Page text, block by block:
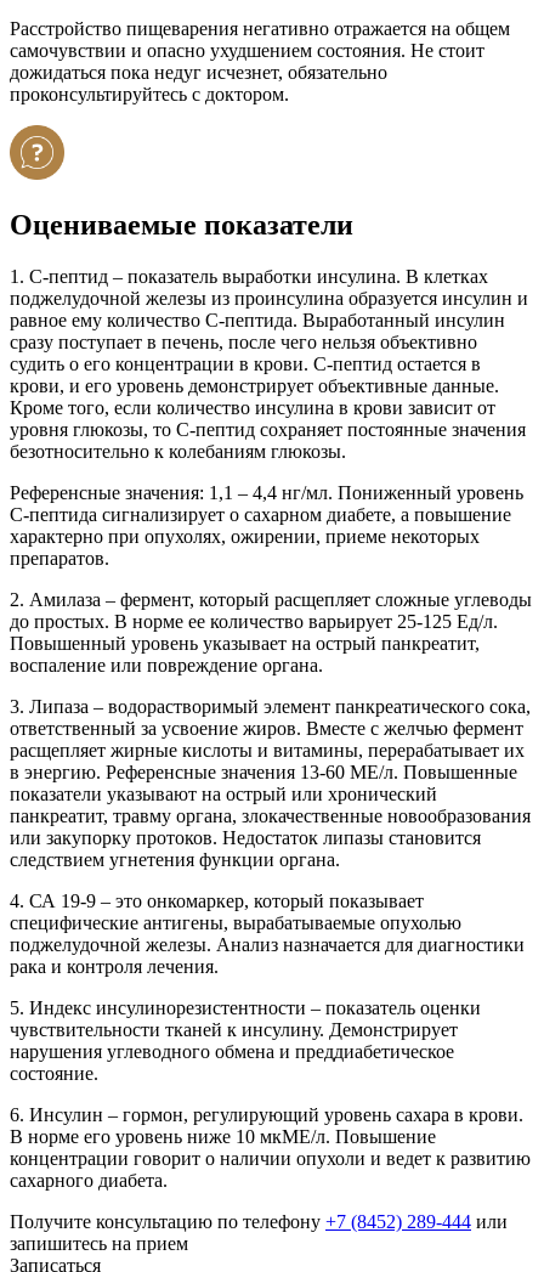
Расстройство пищеварения негативно отражается на общем
самочувствии и опасно ухудшением состояния. Не стоит
дожидаться пока недуг исчезнет, обязательно
проконсультируйтесь с доктором.
Оцениваемые показатели
1. С-пептид – показатель выработки инсулина. В клетках
поджелудочной железы из проинсулина образуется инсулин и
равное ему количество С-пептида. Выработанный инсулин
сразу поступает в печень, после чего нельзя объективно
судить о его концентрации в крови. С-пептид остается в
крови, и его уровень демонстрирует объективные данные.
Кроме того, если количество инсулина в крови зависит от
уровня глюкозы, то С-пептид сохраняет постоянные значения
безотносительно к колебаниям глюкозы.
Референсные значения: 1,1 – 4,4 нг/мл. Пониженный уровень
С-пептида сигнализирует о сахарном диабете, а повышение
характерно при опухолях, ожирении, приеме некоторых
препаратов.
2. Амилаза – фермент, который расщепляет сложные углеводы
до простых. В норме ее количество варьирует 25-125 Ед/л.
Повышенный уровень указывает на острый панкреатит,
воспаление или повреждение органа.
3. Липаза – водорастворимый элемент панкреатического сока,
ответственный за усвоение жиров. Вместе с желчью фермент
расщепляет жирные кислоты и витамины, перерабатывает их
в энергию. Референсные значения 13-60 МЕ/л. Повышенные
показатели указывают на острый или хронический
панкреатит, травму органа, злокачественные новообразования
или закупорку протоков. Недостаток липазы становится
следствием угнетения функции органа.
4. СА 19-9 – это онкомаркер, который показывает
специфические антигены, вырабатываемые опухолью
поджелудочной железы. Анализ назначается для диагностики
рака и контроля лечения.
5. Индекс инсулинорезистентности – показатель оценки
чувствительности тканей к инсулину. Демонстрирует
нарушения углеводного обмена и преддиабетическое
состояние.
6. Инсулин – гормон, регулирующий уровень сахара в крови.
В норме его уровень ниже 10 мкМЕ/л. Повышение
концентрации говорит о наличии опухоли и ведет к развитию
сахарного диабета.
Получите консультацию по телефону +7 (8452) 289-444 или
запишитесь на прием
Записаться